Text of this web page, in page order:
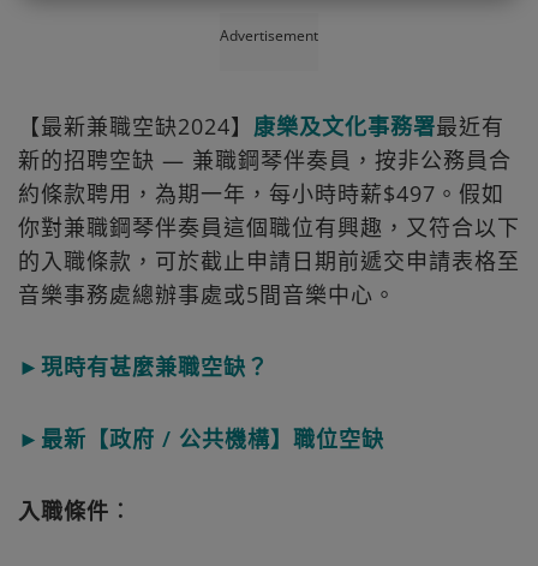
Advertisement
【最新兼職空缺2024】 康樂及文化事務署最近有
新的招聘空缺 — 兼職鋼琴伴奏員，按非公務員合
約條款聘用，為期一年，每小時時薪$497。假如
你對兼職鋼琴伴奏員這個職位有興趣，又符合以下
的入職條款，可於截止申請日期前遞交申請表格至
音樂事務處總辦事處或5間音樂中心。
►現時有甚麼兼職空缺？
►最新【政府 / 公共機構】職位空缺
入職條件︰